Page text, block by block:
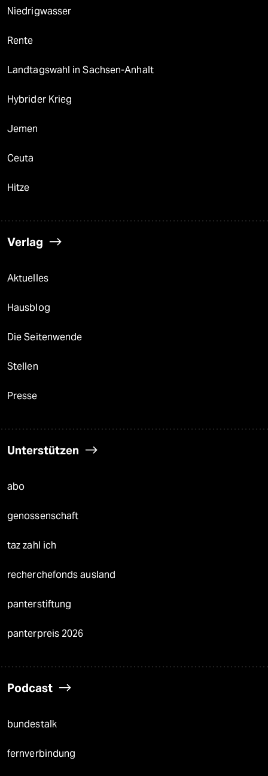
Niedrigwasser
Rente
Landtagswahl in Sachsen-Anhalt
Hybrider Krieg
Jemen
Ceuta
Hitze
Verlag
Aktuelles
Hausblog
Die Seitenwende
Stellen
Presse
Unterstützen
abo
genossenschaft
taz zahl ich
recherchefonds ausland
panterstiftung
panterpreis 2026
Podcast
bundestalk
fernverbindung